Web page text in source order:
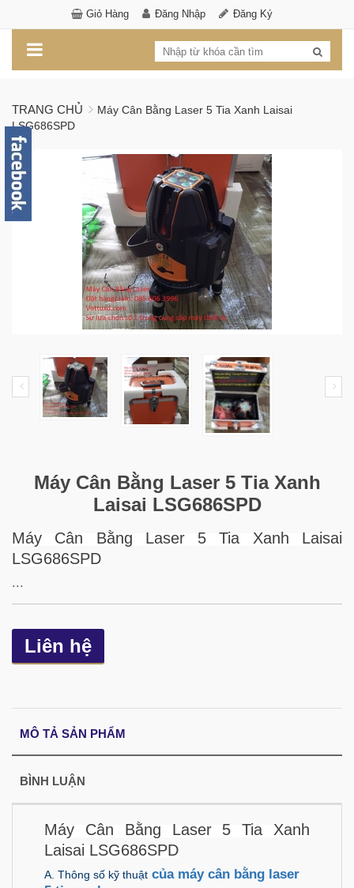
Giỏ Hàng Đăng Nhập Đăng Ký
TRANG CHỦ
Máy Cân Bằng Laser 5 Tia Xanh Laisai
LSG686SPD
Máy Cân Bằng Laser 5 Tia Xanh
Laisai LSG686SPD
Máy Cân Bằng Laser 5 Tia Xanh Laisai
LSG686SPD
...
Liên hệ
MÔ TẢ SẢN PHẨM
BÌNH LUẬN
Máy Cân Bằng Laser 5 Tia Xanh
Laisai LSG686SPD
A. Thông số kỹ thuật của máy cân bằng laser